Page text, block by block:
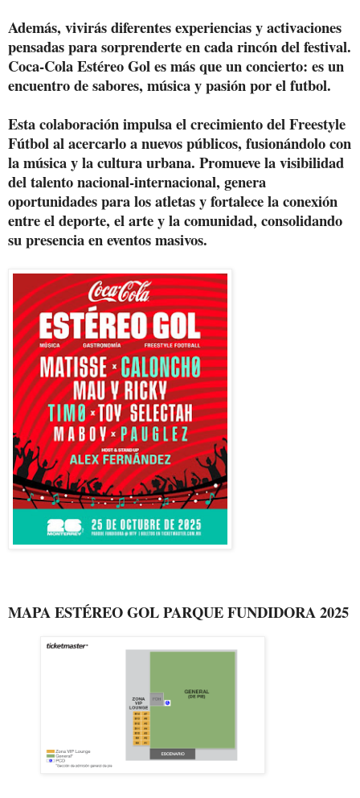
Además, vivirás diferentes experiencias y activaciones
pensadas para sorprenderte en cada rincón del festival.
Coca-Cola Estéreo Gol es más que un concierto: es un
encuentro de sabores, música y pasión por el futbol.
Esta colaboración impulsa el crecimiento del Freestyle
Fútbol al acercarlo a nuevos públicos, fusionándolo con
la música y la cultura urbana. Promueve la visibilidad
del talento nacional-internacional, genera
oportunidades para los atletas y fortalece la conexión
entre el deporte, el arte y la comunidad, consolidando
su presencia en eventos masivos.
MAPA ESTÉREO GOL PARQUE FUNDIDORA 2025